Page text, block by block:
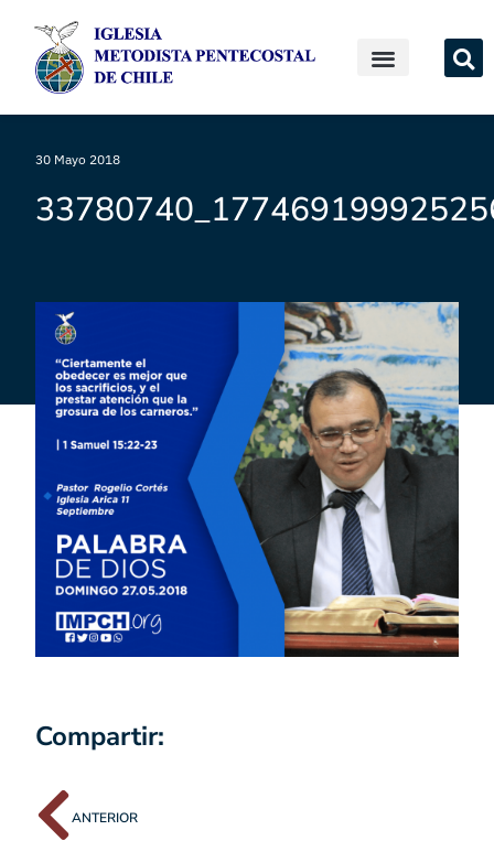
30 Mayo 2018
Compartir:
ANTERIOR